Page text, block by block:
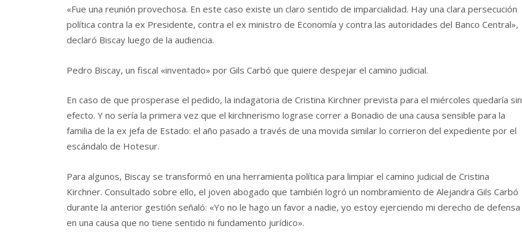
«Fue una reunión provechosa. En este caso existe un claro sentido de imparcialidad. Hay una clara persecución
política contra la ex Presidente, contra el ex ministro de Economía y contra las autoridades del Banco Central»,
declaró Biscay luego de la audiencia.
Pedro Biscay, un fiscal «inventado» por Gils Carbó que quiere despejar el camino judicial.
En caso de que prosperase el pedido, la indagatoria de Cristina Kirchner prevista para el miércoles quedaría sin
efecto. Y no sería la primera vez que el kirchnerismo lograse correr a Bonadio de una causa sensible para la
familia de la ex jefa de Estado: el año pasado a través de una movida similar lo corrieron del expediente por el
escándalo de Hotesur.
Para algunos, Biscay se transformó en una herramienta política para limpiar el camino judicial de Cristina
Kirchner. Consultado sobre ello, el joven abogado que también logró un nombramiento de Alejandra Gils Carbó
durante la anterior gestión señaló: «Yo no le hago un favor a nadie, yo estoy ejerciendo mi derecho de defensa
en una causa que no tiene sentido ni fundamento jurídico».